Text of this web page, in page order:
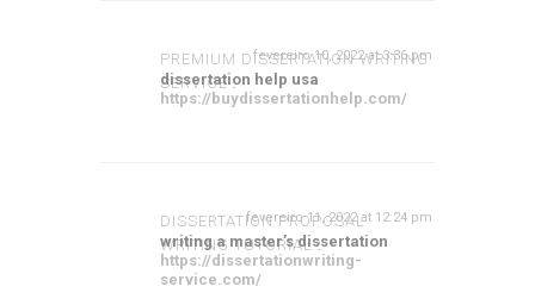
PREMIUM DISSERTATION WRITING
SERVICE:
fevereiro 10, 2022 at 3:36 pm
dissertation help usa
https://buydissertationhelp.com/
DISSERTATION PROPOSAL
WRITING TUTORIAL:
fevereiro 11, 2022 at 12:24 pm
writing a master’s dissertation
https://dissertationwriting-
service.com/